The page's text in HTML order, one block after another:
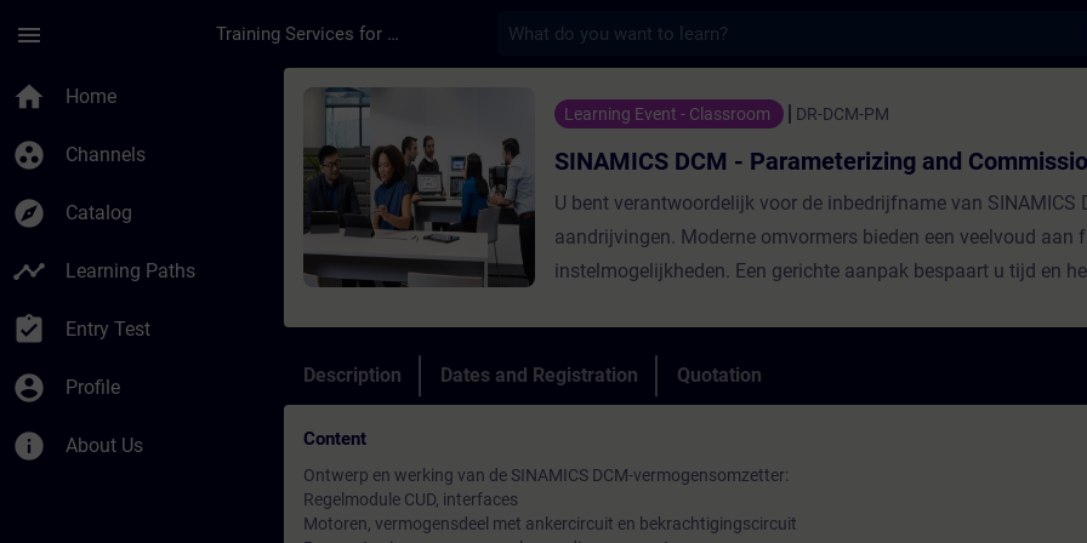
menu Training Services for Digital Industries
home Home
group_work Channels
explore Catalog
timeline Learning Paths
assignment_turned_in Entry Test
account_circle Profile
info About Us
Course - SINAMICS DCM - Parameterizing and
Learning Event - Classroom DR-DCM-PM
SINAMICS DCM - Parameterizing and
U bent verantwoordelijk voor de inbedrijfname van SINAMICS
aandrijvingen. Moderne omvormers bieden een veelvoud aan
instelmogelijkheden. Een gerichte aanpak bespaart u tijd en
gegevensback-up uit te voeren. Door correcte parametrering
de betrouwbare werking van het hele systeem.
Description Dates and Registration Quotation
Content
Ontwerp en werking van de SINAMICS DCM-vermogensomzetter:
Regelmodule CUD, interfaces
Motoren, vermogensdeel met ankercircuit en bekrachtigingscircuit